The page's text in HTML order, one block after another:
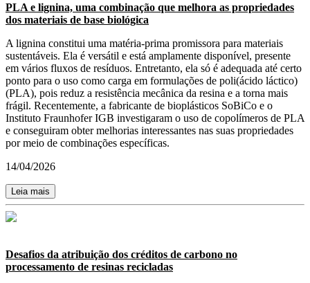
PLA e lignina, uma combinação que melhora as propriedades
dos materiais de base biológica
A lignina constitui uma matéria-prima promissora para materiais
sustentáveis. Ela é versátil e está amplamente disponível, presente
em vários fluxos de resíduos. Entretanto, ela só é adequada até certo
ponto para o uso como carga em formulações de poli(ácido láctico)
(PLA), pois reduz a resistência mecânica da resina e a torna mais
frágil. Recentemente, a fabricante de bioplásticos SoBiCo e o
Instituto Fraunhofer IGB investigaram o uso de copolímeros de PLA
e conseguiram obter melhorias interessantes nas suas propriedades
por meio de combinações específicas.
14/04/2026
Leia mais
Desafios da atribuição dos créditos de carbono no
processamento de resinas recicladas